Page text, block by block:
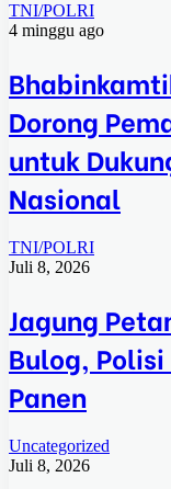
TNI/POLRI
4 minggu ago
Dorong
untuk
Nasional
TNI/POLRI
Juli 8, 2026
Jagung
Bulog,
Panen
Uncategorized
Juli 8, 2026